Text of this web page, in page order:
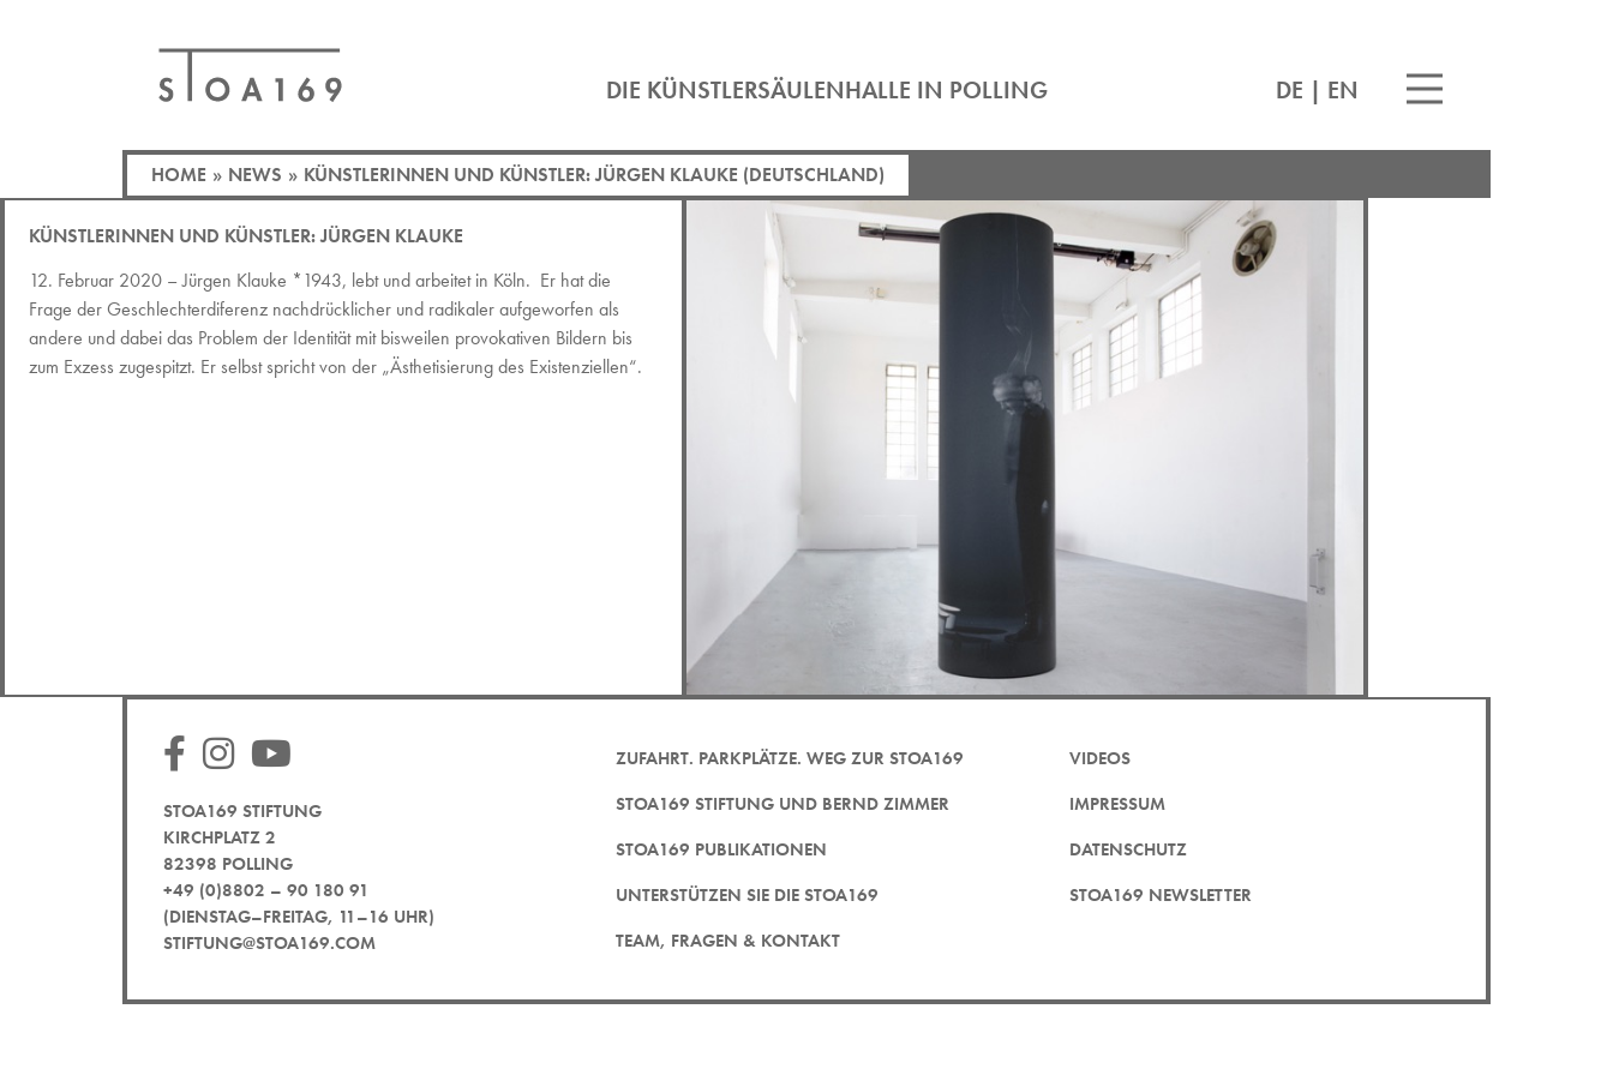
DIE KÜNSTLERSÄULENHALLE IN POLLING DE | EN
HOME » NEWS » KÜNSTLERINNEN UND KÜNSTLER: JÜRGEN KLAUKE (DEUTSCHLAND)
KÜNSTLERINNEN UND KÜNSTLER: JÜRGEN KLAUKE
12. Februar 2020 – Jürgen Klauke *1943, lebt und arbeitet in Köln. Er hat die
Frage der Geschlechterdiferenz nachdrücklicher und radikaler aufgeworfen als
andere und dabei das Problem der Identität mit bisweilen provokativen Bildern bis
zum Exzess zugespitzt. Er selbst spricht von der „Ästhetisierung des Existenziellen“.
STOA169 STIFTUNG
KIRCHPLATZ 2
82398 POLLING
+49 (0)8802 – 90 180 91
(DIENSTAG–FREITAG, 11–16 UHR)
STIFTUNG@STOA169.COM
ZUFAHRT. PARKPLÄTZE. WEG ZUR STOA169
STOA169 STIFTUNG UND BERND ZIMMER
STOA169 PUBLIKATIONEN
UNTERSTÜTZEN SIE DIE STOA169
TEAM, FRAGEN & KONTAKT
VIDEOS
IMPRESSUM
DATENSCHUTZ
STOA169 NEWSLETTER